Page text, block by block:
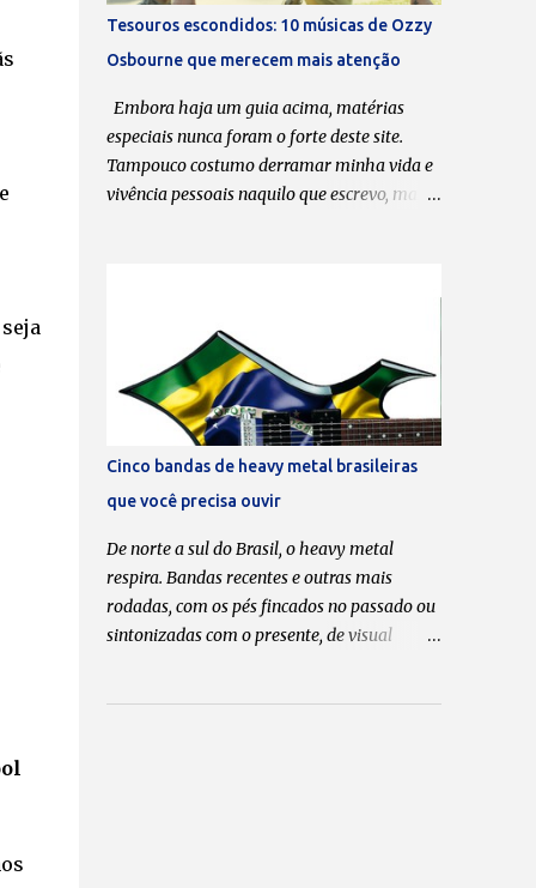
fazem uma série de shows. A última música
data de 2020. Pode-se dizer que está ficando
cada vez mais difícil encaixar o
Massacration nas agendas? Todos sabem
que o Massacration é um projeto em
paralelo ao Hermes e Renato, que é o nosso
foco principal. Mas a gente está sempre
gente trata como esquetes, mas realmente é
um pouco mais...
Tesouros escondidos: 10 músicas de Ozzy
Osbourne que merecem mais atenção
Embora haja um guia acima, matérias
especiais nunca foram o forte deste site.
Tampouco costumo derramar minha vida e
vivência pessoais naquilo que escrevo, mas a
minha opinião, valem ser ouvidas,
apreciadas e, por que não, postas em pé de
igualdade com “ Crazy Train ” , “ Mr.
Crowley ” , “ Bark at the Moon ” e tantas
outras que moldaram o caráter musical de
muitos headbangers . Em tempo: esta lista
tem como critério, pura e simplesmente, o
meu gosto pessoal. Portanto, não faltou
nenhuma, tá? Se discordar, faça a sua. 1. “
Hero ” do álbum “ No Rest for the Wicked ”
(1988) Às favas com a ordem cronológica.
Ozzy, uma faixa escondida (hidden track) no
Cinco bandas de heavy metal brasileiras
que você precisa ouvir
De norte a sul do Brasil, o heavy metal
respira. Bandas recentes e outras mais
rodadas, com os pés fincados no passado ou
sintonizadas com o presente, de visual